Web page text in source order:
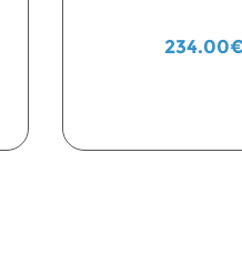
234.00€